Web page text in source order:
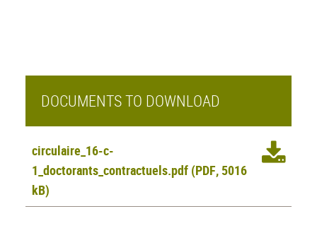
DOCUMENTS TO DOWNLOAD
circulaire_16-c-
1_doctorants_contractuels.pdf (PDF, 5016
kB)